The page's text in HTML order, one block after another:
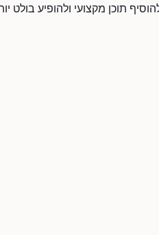
העסקי, להוסיף תוכן מקצועי ולהופיע